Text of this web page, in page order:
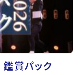
鑑賞パック